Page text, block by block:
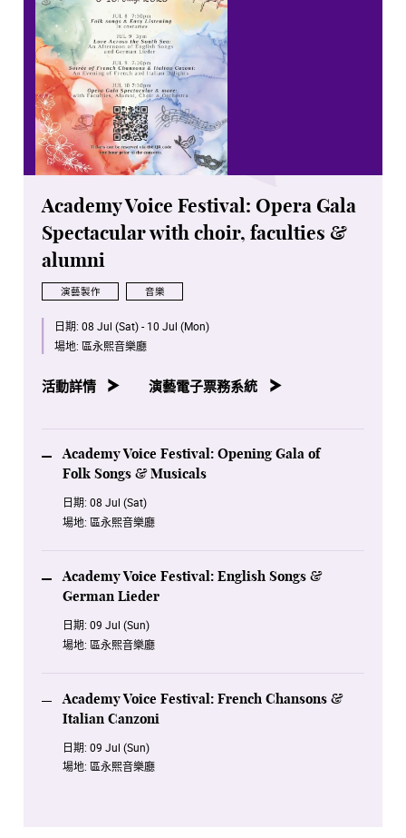
Academy Voice Festival: Opera Gala
Spectacular with choir, faculties &
alumni
演藝製作 音樂
日期: 08 Jul (Sat) - 10 Jul (Mon)
場地: 區永熙音樂廳
活動詳情 演藝電子票務系統
Academy Voice Festival: Opening Gala of
Folk Songs & Musicals
日期: 08 Jul (Sat)
場地: 區永熙音樂廳
Academy Voice Festival: English Songs &
German Lieder
日期: 09 Jul (Sun)
場地: 區永熙音樂廳
Academy Voice Festival: French Chansons &
Italian Canzoni
日期: 09 Jul (Sun)
場地: 區永熙音樂廳